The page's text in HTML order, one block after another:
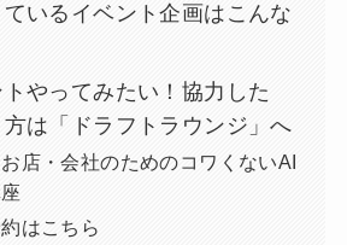
いるイベント企画はこんな
やってみたい！協力した
は「ドラフトラウンジ」へ
店・会社のためのコワくないAI
はこちら